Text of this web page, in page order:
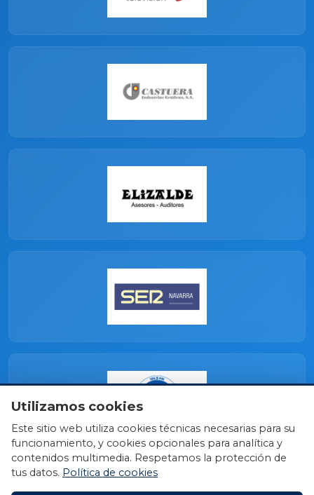
Utilizamos cookies
Este sitio web utiliza cookies técnicas necesarias para su
funcionamiento, y cookies opcionales para analítica y
contenidos multimedia. Respetamos la protección de
tus datos. Política de cookies